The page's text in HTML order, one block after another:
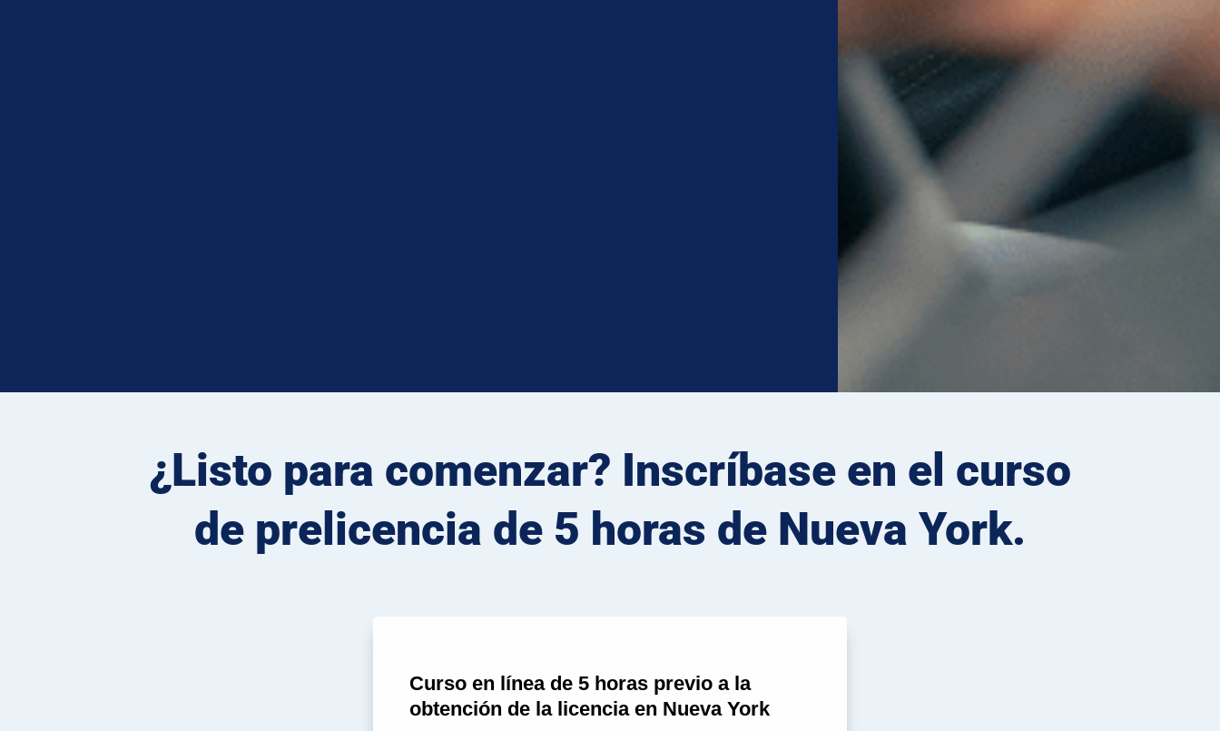
¿Listo para comenzar? Inscríbase en el curso
de prelicencia de 5 horas de Nueva York.
Curso en línea de 5 horas previo a la
obtención de la licencia en Nueva York